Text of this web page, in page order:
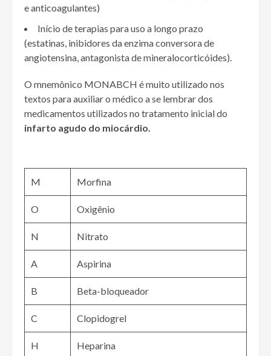
e anticoagulantes)
Início de terapias para uso a longo prazo
(estatinas, inibidores da enzima conversora de
angiotensina, antagonista de mineralocorticóides).
O mnemônico MONABCH é muito utilizado nos
textos para auxiliar o médico a se lembrar dos
medicamentos utilizados no tratamento inicial do
infarto agudo do miocárdio.
M Morfina
O Oxigênio
N Nitrato
A Aspirina
B Beta-bloqueador
C Clopidogrel
H Heparina